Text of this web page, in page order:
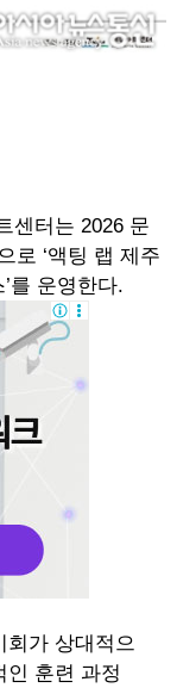
센터는 2026 문
로 ‘액팅 랩 제주
를 운영한다.
회가 상대적으
인 훈련 과정